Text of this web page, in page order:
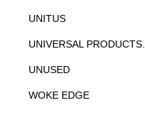
UNITUS
UNIVERSAL PRODUCTS.
UNUSED
WOKE EDGE